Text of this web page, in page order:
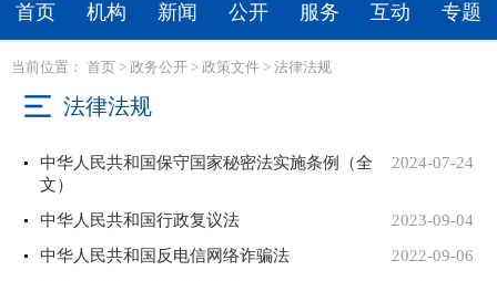
首页 机构 新闻 公开 服务 互动 专题
当前位置： 首页 > 政务公开 > 政策文件 > 法律法规
法律法规
2024-07-24
中华人民共和国保守国家秘密法实施条例（全
文）
2023-09-04
中华人民共和国行政复议法
2022-09-06
中华人民共和国反电信网络诈骗法